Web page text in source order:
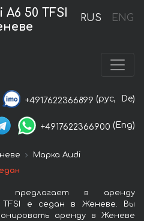
RUS ENG
50 TFSI
+4917622366899 (рус, De)
+4917622366900 (Eng)
Марка Audi
предлагает в аренду
TFSI e седан в Женеве. Вы
аренду в Женеве